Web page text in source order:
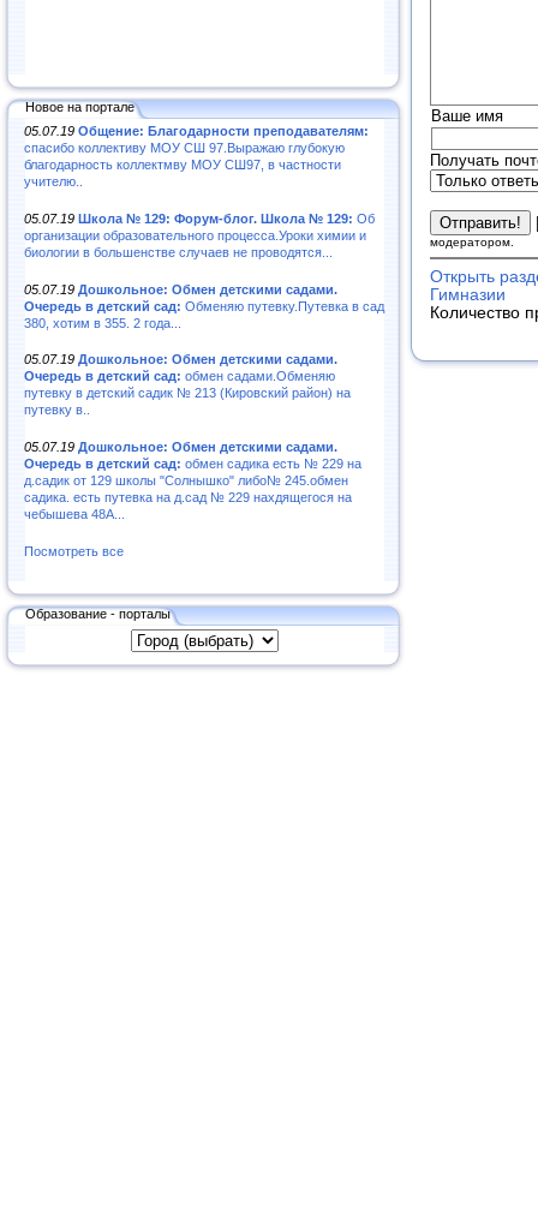
Новое на портале
05.07.19 Общение: Благодарности преподавателям:
спасибо коллективу МОУ СШ 97.Выражаю глубокую
благодарность коллектмву МОУ СШ97, в частности
учителю..
05.07.19 Школа № 129: Форум-блог. Школа № 129: Об
организации образовательного процесса.Уроки химии и
биологии в большенстве случаев не проводятся...
05.07.19 Дошкольное: Обмен детскими садами.
Очередь в детский сад: Обменяю путевку.Путевка в сад
380, хотим в 355. 2 года...
05.07.19 Дошкольное: Обмен детскими садами.
Очередь в детский сад: обмен садами.Обменяю
путевку в детский садик № 213 (Кировский район) на
путевку в..
05.07.19 Дошкольное: Обмен детскими садами.
Очередь в детский сад: обмен садика есть № 229 на
д.садик от 129 школы "Солнышко" либо№ 245.обмен
садика. есть путевка на д.сад № 229 нахдящегося на
чебышева 48А...
Посмотреть все
Образование - порталы
Ваше имя
Получать
модератором.
Открыть
Гимназии
Количество